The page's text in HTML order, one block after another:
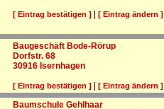
[ Eintrag bestätigen ] [ Eintrag ändern ]
Baugeschäft Bode-Rörup
Dorfstr. 68
30916 Isernhagen
[ Eintrag bestätigen ] [ Eintrag ändern ]
Baumschule Gehlhaar